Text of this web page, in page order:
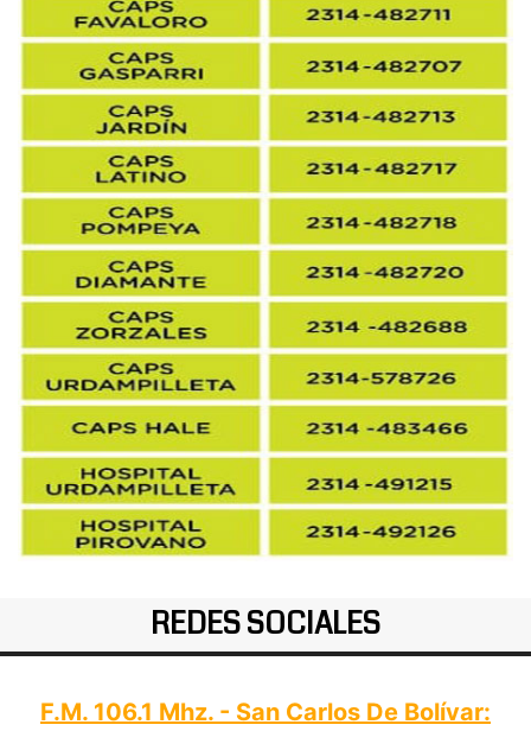
REDES SOCIALES
F.M. 106.1 Mhz. - San Carlos De Bolívar: